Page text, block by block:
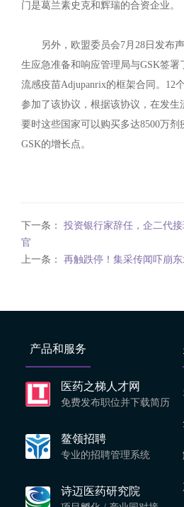
门是葛兰素史克和辉瑞的合资企业。
另外，欧盟委员会7月28日发布
生应急准备和响应管理局与GSK签署
流感疫苗Adjupanrix的框架合同。12
参加了该协议，根据该协议，在发生
要时这些国家可以购买多达8500万
GSK的增长点。
下一条： 投资银行家辞任，企二代
官
上一条： 再触跌停！集采传闻吓崩东
产品和服务
医药之梯人才网
免费发布职位并下载简历
鳌领招聘
专业的招聘管理系统
诗迈医药研究院